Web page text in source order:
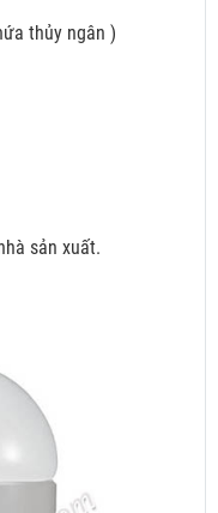
thủy ngân )
sản xuất.